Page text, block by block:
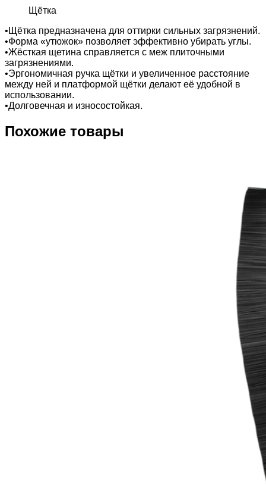
Щётка
•Щётка предназначена для оттирки сильных загрязнений.
•Форма «утюжок» позволяет эффективно убирать углы.
•Жёсткая щетина справляется с меж плиточными
загрязнениями.
•Эргономичная ручка щётки и увеличенное расстояние
между ней и платформой щётки делают её удобной в
использовании.
•Долговечная и износостойкая.
Похожие товары